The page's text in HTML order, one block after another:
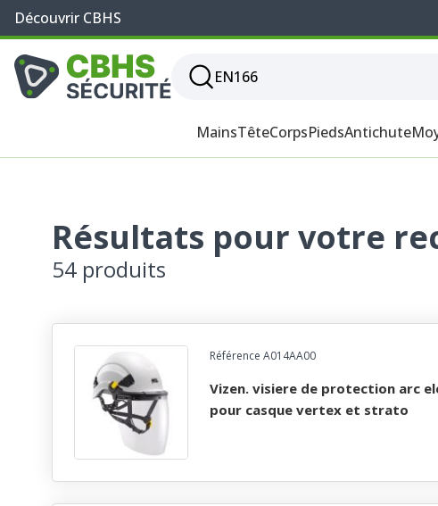
Découvrir CBHS
MainsTêteCorpsPiedsAntichute
Résultats pour votre
54 produits
Référence A014AA00
vizen. visiere de protection arc electrique easyclip
pour casque vertex et strato